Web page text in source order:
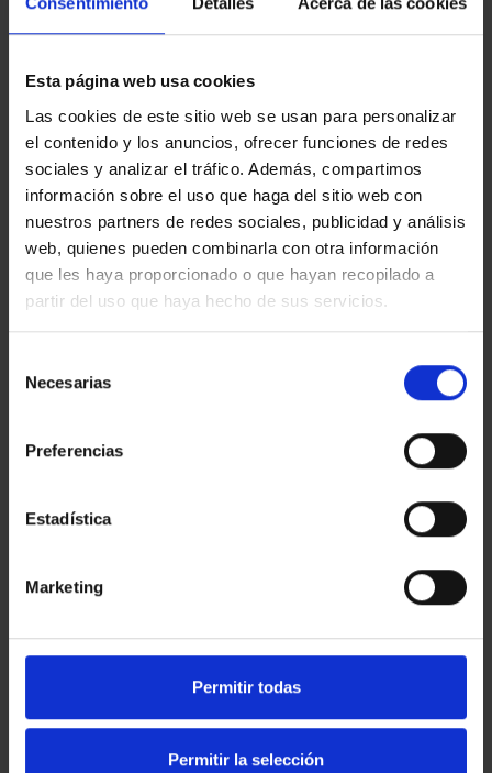
Esta página web usa cookies
Las cookies de este sitio web se usan para personalizar
el contenido y los anuncios, ofrecer funciones de redes
sociales y analizar el tráfico. Además, compartimos
información sobre el uso que haga del sitio web con
nuestros partners de redes sociales, publicidad y análisis
web, quienes pueden combinarla con otra información
que les haya proporcionado o que hayan recopilado a
partir del uso que haya hecho de sus servicios.
Necesarias
Preferencias
Estadística
Marketing
Permitir todas
Permitir la selección
Extensiones de lijadora de banda para tubos, lima de
flexibilidad para el usuario en todo momento. Con
nuestro programa de extensión puede ampliar el